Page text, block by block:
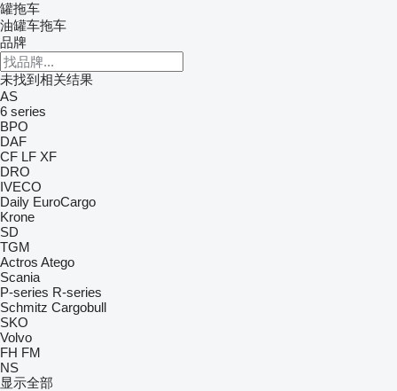
罐拖车
油罐车拖车
品牌
未找到相关结果
AS
6 series
BPO
DAF
CF LF XF
DRO
IVECO
Daily EuroCargo
Krone
SD
TGM
Actros Atego
Scania
P-series R-series
Schmitz Cargobull
SKO
Volvo
FH FM
NS
显示全部